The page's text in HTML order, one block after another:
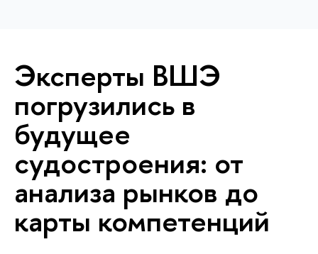
Эксперты ВШЭ
погрузились в
будущее
судостроения: от
анализа рынков до
карты компетенций